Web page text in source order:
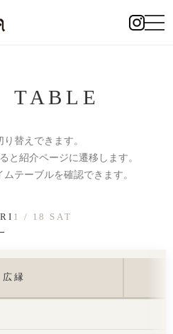
り替えできます。
と紹介ページに遷移します。
テーブルを確認できます。
1 / 18 SAT
広縁